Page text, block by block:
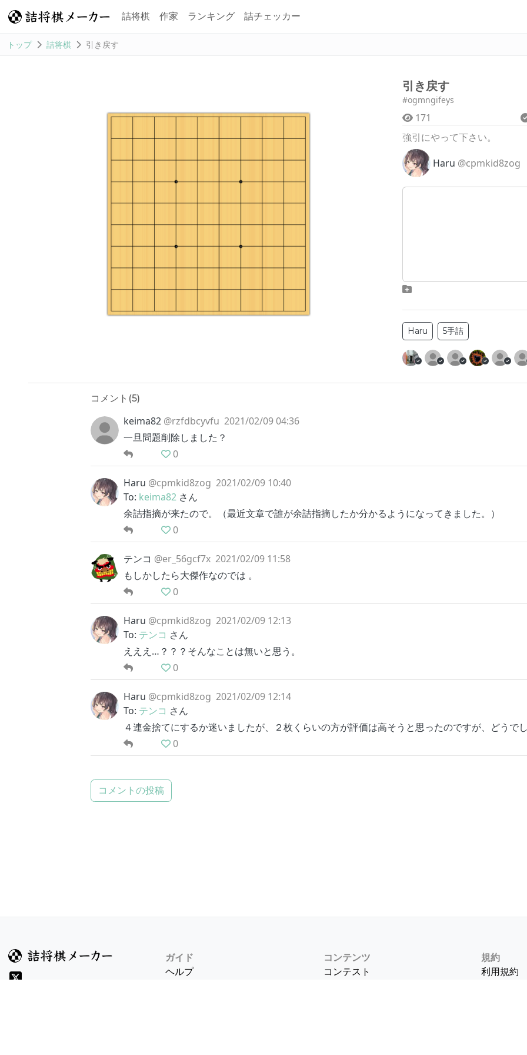
詰将棋 作家 ランキング 詰チェッカー
トップ 詰将棋 引き戻す
引き戻す
#ogmngifeys
171
強引にやって下さい。
Haru @cpmkid8zog
Haru 5手詰
コメント(5)
keima82 @rzfdbcyvfu 2021/02/09 04:36
一旦問題削除しました？
0
Haru @cpmkid8zog 2021/02/09 10:40
To: keima82 さん
余詰指摘が来たので。（最近文章で誰が余詰指摘したか分かるようになってきました。）
0
テンコ @er_56gcf7x 2021/02/09 11:58
もしかしたら大傑作なのでは 。
0
Haru @cpmkid8zog 2021/02/09 12:13
To: テンコ さん
えええ…？？？そんなことは無いと思う。
0
Haru @cpmkid8zog 2021/02/09 12:14
To: テンコ さん
４連金捨てにするか迷いましたが、２枚くらいの方が評価は高そうと思ったのですが、どうで
0
コメントの投稿
ガイド
ヘルプ
コンテンツ
コンテスト
規約
利用規約